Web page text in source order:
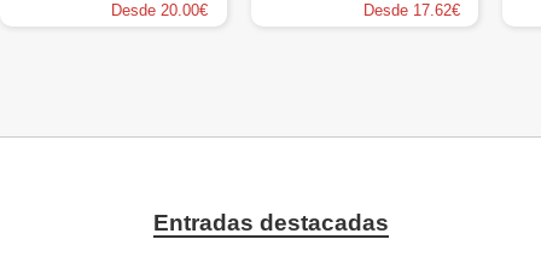
Desde 20.00€ Desde 17.62€
Entradas destacadas